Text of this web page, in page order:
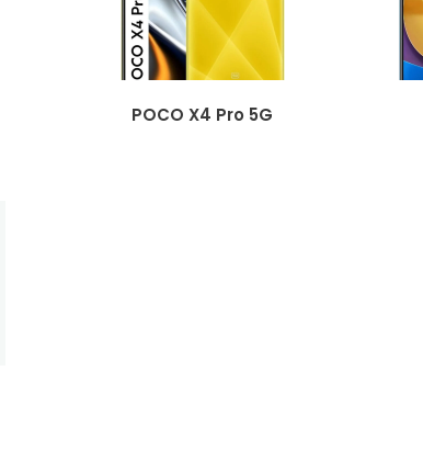
POCO X4 Pro 5G